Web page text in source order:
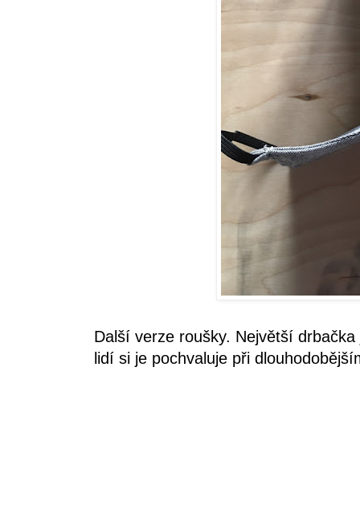
Další verze roušky. Největší
lidí si je pochvaluje při